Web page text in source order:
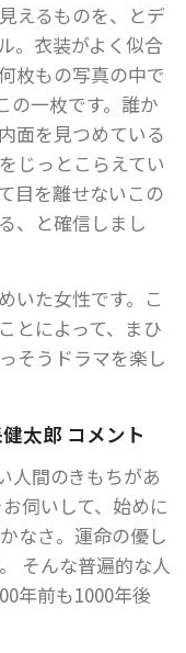
えるものを、とデ
。衣装がよく似合
枚もの写真の中で
の一枚です。誰か
面を見つめている
じっとこらえてい
目を離せないこの
、と確信しまし
いた女性です。こ
とによって、まひ
そうドラマを楽し
太郎 コメント
人間のきもちがあ
伺いして、始めに
なさ。運命の優し
そんな普遍的な人
年前も1000年後